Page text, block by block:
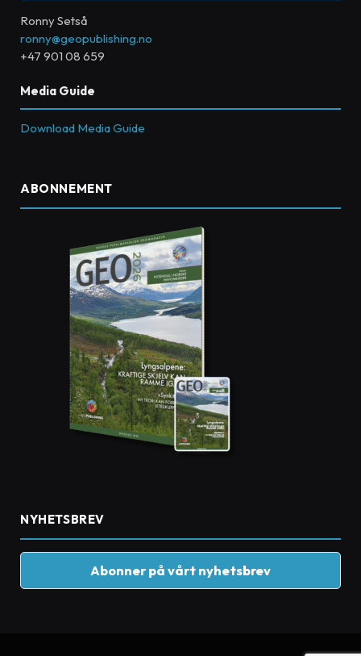
Ronny Setså
ronny@geopublishing.no
+47 901 08 659
Media Guide
Download Media Guide
ABONNEMENT
NYHETSBREV
Abonner på vårt nyhetsbrev